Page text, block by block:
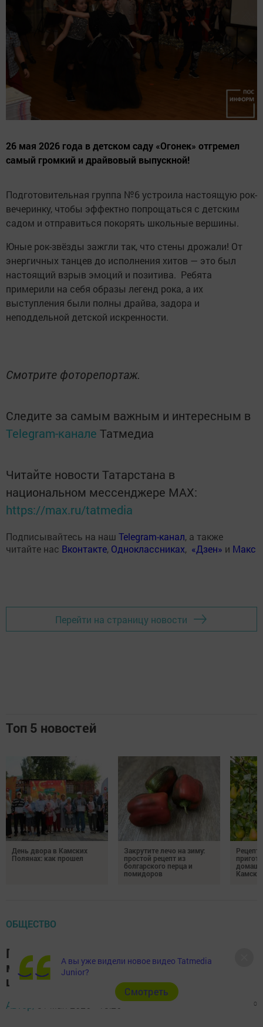
26 мая 2026 года в детском саду «Огонек» отгремел
самый громкий и драйвовый выпускной!
Подготовительная группа №6 устроила настоящую рок-
вечеринку, чтобы эффектно попрощаться с детским
садом и отправиться покорять школьные вершины.
Юные рок-звёзды зажгли так, что стены дрожали! От
энергичных танцев до исполнения хитов — это был
настоящий взрыв эмоций и позитива. Ребята
примерили на себя образы легенд рока, а их
выступления были полны драйва, задора и
неподдельной детской искренности.
Смотрите фоторепортаж.
Следите за самым важным и интересным в
Telegram-канале Татмедиа
Читайте новости Татарстана в
национальном мессенджере MАХ:
https://max.ru/tatmedia
Подписывайтесь на наш Telegram-канал, а также
читайте нас Вконтакте, Одноклассниках, «Дзен» и Макс
Перейти на страницу новости
Топ 5 новостей
День двора в Камских
Полянах: как прошел
Закрутите лечо на зиму:
простой рецепт из
болгарского перца и
помидоров
ОБЩЕСТВО
Профориентационный курс «Россия —
мои горизонты» охватил более 240 тыс.
школьников в РТ
Автор, 31 мая 2026 - 13:26 0
А вы уже видели новое видео Tatmedia
Junior?
Cмотреть